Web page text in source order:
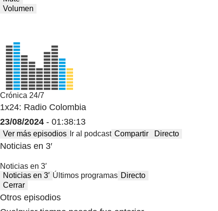
Volumen
Crónica 24/7
1x24: Radio Colombia
23/08/2024 - 01:38:13
Ver más episodios Ir al podcast Compartir Directo
Noticias en 3′
Noticias en 3′
Noticias en 3′ Últimos programas Directo
Cerrar
Otros episodios